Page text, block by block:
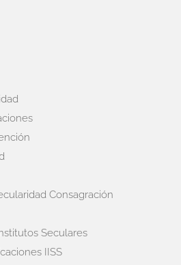
Consagración
Seculares
IISS